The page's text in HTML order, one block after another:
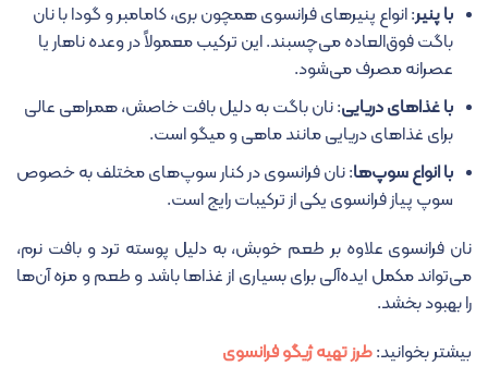
با پنیر: انواع پنیرهای فرانسوی همچون بری، کامامبر و گودا با نان
باگت فوق‌العاده می‌چسبند. این ترکیب معمولاً در وعده ناهار یا
عصرانه مصرف می‌شود.
با غذاهای دریایی: نان باگت به دلیل بافت خاصش، همراهی عالی
برای غذاهای دریایی مانند ماهی و میگو است.
با انواع سوپ‌ها: نان فرانسوی در کنار سوپ‌های مختلف به خصوص
سوپ پیاز فرانسوی یکی از ترکیبات رایج است.
نان فرانسوی علاوه بر طعم خوبش، به دلیل پوسته ترد و بافت نرم،
می‌تواند مکمل ایده‌آلی برای بسیاری از غذاها باشد و طعم و مزه آن‌ها
را بهبود بخشد.
بیشتر بخوانید:طرز تهیه ژیگو فرانسوی